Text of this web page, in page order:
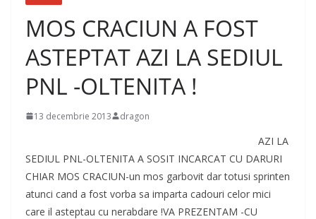
MOS CRACIUN A FOST
ASTEPTAT AZI LA SEDIUL
PNL -OLTENITA !
13 decembrie 2013 dragon
AZI LA
SEDIUL PNL-OLTENITA A SOSIT INCARCAT CU DARURI
CHIAR MOS CRACIUN-un mos garbovit dar totusi sprinten
atunci cand a fost vorba sa imparta cadouri celor mici
care il asteptau cu nerabdare !VA PREZENTAM -CU